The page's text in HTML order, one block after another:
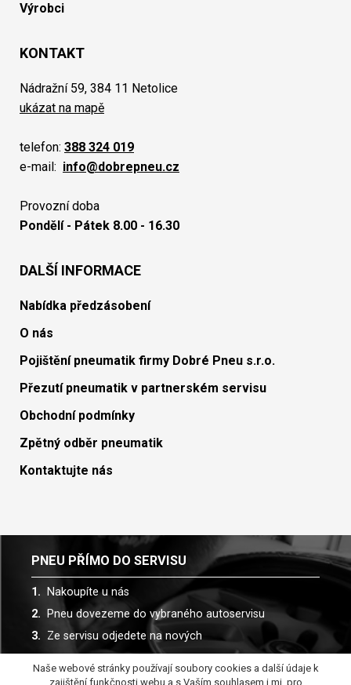
Výrobci
KONTAKT
Nádražní 59, 384 11 Netolice
ukázat na mapě
telefon: 388 324 019
e-mail: info@dobrepneu.cz
Provozní doba
Pondělí - Pátek 8.00 - 16.30
DALŠÍ INFORMACE
Nabídka předzásobení
O nás
Pojištění pneumatik firmy Dobré Pneu s.r.o.
Přezutí pneumatik v partnerském servisu
Obchodní podmínky
Zpětný odběr pneumatik
Kontaktujte nás
PNEU PŘÍMO DO SERVISU
Nakoupíte u nás
Pneu dovezeme do vybraného autoservisu
Ze servisu odjedete na nových
Spolupracujeme s více než 30 autoservisy
Naše webové stránky používají soubory cookies a další údaje k
zajištění funkčnosti webu a s Vaším souhlasem i mj. pro